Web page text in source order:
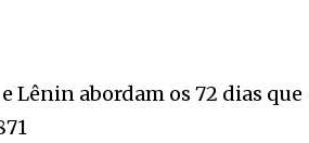
Lênin abordam os 72 dias que